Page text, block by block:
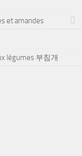
et amandes
légumes 부침개